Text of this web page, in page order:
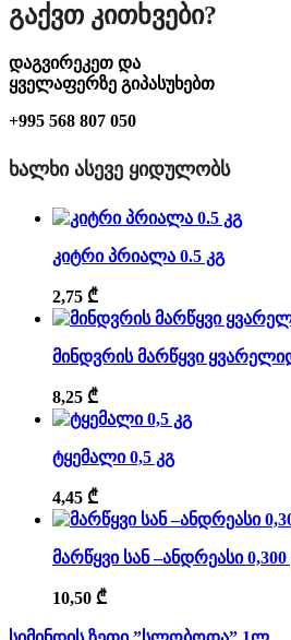
Გაქვთ Კითხვები?
დაგვირეკეთ და
ყველაფერზე გიპასუხებთ
+995 568 807 050
ᲮᲐᲚᲮᲘ ᲐᲡᲔᲕᲔ ᲧᲘᲓᲣᲚᲝᲑᲡ
კიტრი პრიალა 0.5 კგ
2,75 ₾
მინდვრის მარწყვი
8,25 ₾
ტყემალი 0,5 კგ
4,45 ₾
მარწყვი სან –ანდრეასი 0,300
10,50 ₾